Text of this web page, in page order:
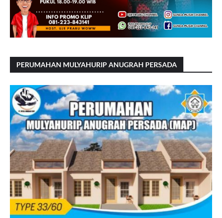
PERUMAHAN MULYAHURIP ANUGRAH PERSADA